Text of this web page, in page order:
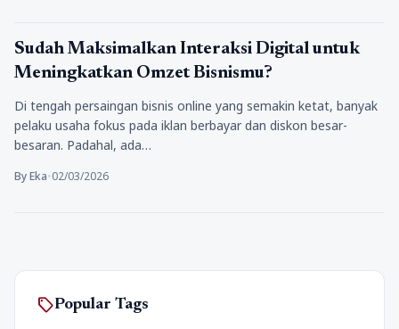
Tips
Sudah Maksimalkan Interaksi Digital untuk
Meningkatkan Omzet Bisnismu?
Di tengah persaingan bisnis online yang semakin ketat, banyak
pelaku usaha fokus pada iklan berbayar dan diskon besar-
besaran. Padahal, ada…
By Eka•02/03/2026
sellPopular Tags